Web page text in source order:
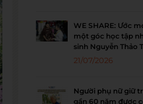
WE SHARE: Ước
một góc học tập
sinh Nguyễn Thảo
21/07/2026
Người phụ nữ giữ
gần 60 năm được